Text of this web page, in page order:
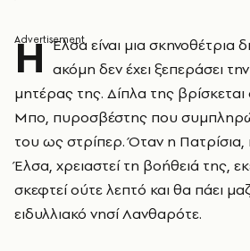
Η Έλσα είναι μια σκηνοθέτρια
ακόμη δεν έχει ξεπεράσει
μητέρας της. Δίπλα της
Μπο, πυροσβέστης που
του ως στρίπερ. Όταν η
Έλσα, χρειαστεί τη βοήθειά της,
σκεφτεί ούτε λεπτό και θα πάει
ειδυλλιακό νησί Λανθαρότε.